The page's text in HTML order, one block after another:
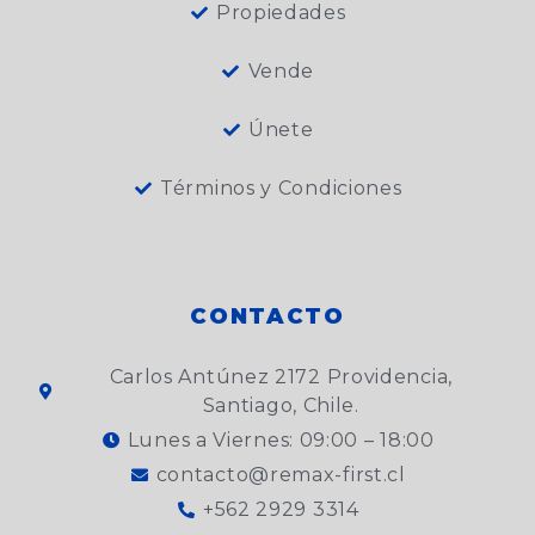
Propiedades
Vende
Únete
Términos y Condiciones
CONTACTO
Carlos Antúnez 2172 Providencia,
Santiago, Chile.
Lunes a Viernes: 09:00 – 18:00
contacto@remax-first.cl
+562 2929 3314